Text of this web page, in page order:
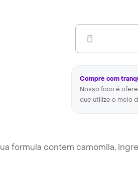
Compre com
Nosso foco é
que utilize o meio
formula contem camomila,